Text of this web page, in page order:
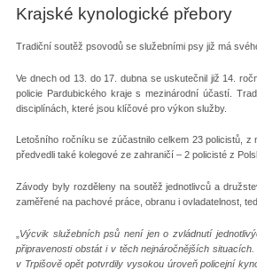
Krajské kynologické přebory
Tradiční soutěž psovodů se služebními psy již má
Ve dnech od 13. do 17. dubna se uskutečnil již 14.
policie Pardubického kraje s mezinárodní účastí.
disciplínách, které jsou klíčové pro výkon služby.
Letošního ročníku se zúčastnilo celkem 23 policistů,
předvedli také kolegové ze zahraničí – 2 policisté z
Závody byly rozděleny na soutěž jednotlivců a
zaměřené na pachové práce, obranu i ovladatelnost,
Výcvik služebních psů není jen o zvládnutí
připravenosti obstát i v těch nejnáročnějších
v Trpišově opět potvrdily vysokou úroveň policejní